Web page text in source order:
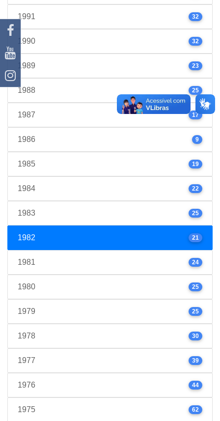
1991 32
1990 32
1989 23
1988 25
1987 17
1986 9
1985 19
1984 22
1983 25
1982 21
1981 24
1980 25
1979 25
1978 30
1977 39
1976 44
1975 62